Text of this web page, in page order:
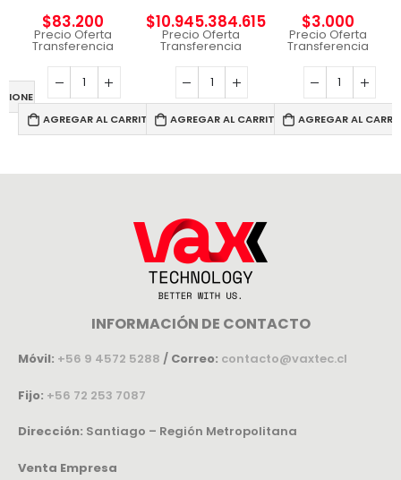
$83.200
Precio Oferta
Transferencia
AGREGAR AL CARRITO
$10.945.384.615
Precio Oferta
Transferencia
AGREGAR AL CARRITO
$3.000
Precio Oferta
Transferencia
AGREGAR AL
INFORMACIÓN DE CONTACTO
Móvil: +56 9 4572 5288 / Correo: contacto@vaxtec.cl
Fijo: +56 72 253 7087
Dirección: Santiago – Región Metropolitana
Venta Empresa